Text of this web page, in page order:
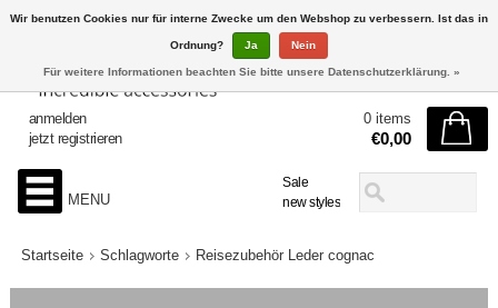
Sale
new styles
anmelden
jetzt registrieren
0 items
€0,00
MENU
Startseite Schlagworte Reisezubehör Leder cognac
Wir benutzen Cookies nur für interne Zwecke um den Webshop zu verbessern. Ist das in
Ordnung? Ja Nein
Für weitere Informationen beachten Sie bitte unsere Datenschutzerklärung. »